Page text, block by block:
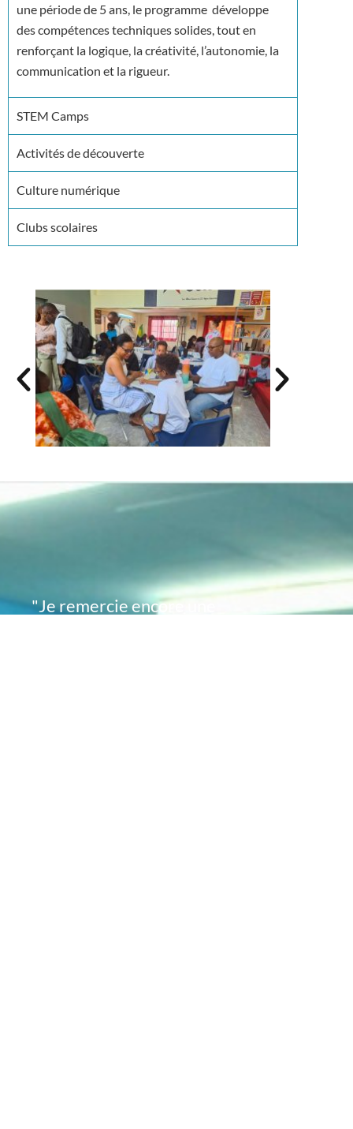
une période de 5 ans, le programme développe
des compétences techniques solides, tout en
renforçant la logique, la créativité, l’autonomie, la
communication et la rigueur.
STEM Camps
Activités de découverte
Culture numérique
Clubs scolaires
"Je remercie encore une